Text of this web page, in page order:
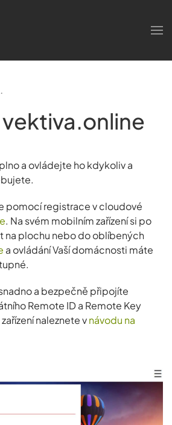
vektiva.online
a ovládejte ho kdykoliv a
pomocí registrace v cloudové
. Na svém mobilním zařízení si po
na plochu nebo do oblíbených
a ovládání Vaší domácnosti máte
a bezpečně připojíte
Remote ID a Remote Key
naleznete vnávodu na